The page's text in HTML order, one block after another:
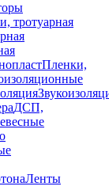
тротуарная
Пленки,
ДСП,
Ленты